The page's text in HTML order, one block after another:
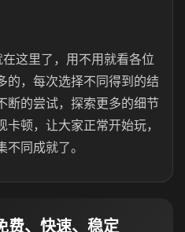
这里了，用不用就看各位
的，每次选择不同得到的结
断的尝试，探索更多的细节
顿，让大家正常开始玩，
同成就了。
费、快速、稳定